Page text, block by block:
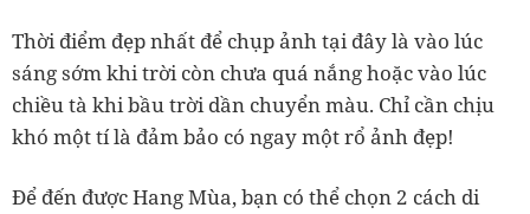
Thời điểm đẹp nhất để chụp ảnh tại đây là vào lúc
sáng sớm khi trời còn chưa quá nắng hoặc vào lúc
chiều tà khi bầu trời dần chuyển màu. Chỉ cần chịu
khó một tí là đảm bảo có ngay một rổ ảnh đẹp!
Để đến được Hang Mùa, bạn có thể chọn 2 cách di